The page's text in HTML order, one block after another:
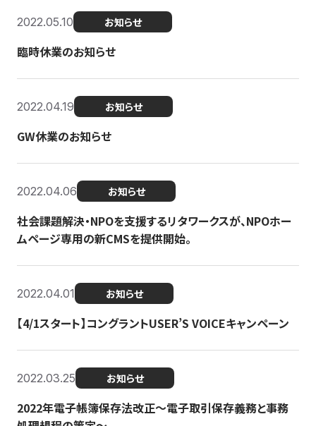
2022.05.10 お知らせ
臨時休業のお知らせ
2022.04.19 お知らせ
GW休業のお知らせ
2022.04.06 お知らせ
社会課題解決・NPOを支援するリタワークスが、NPOホー
ムページ専用の新CMSを提供開始。
2022.04.01 お知らせ
【4/1スタート】コングラントUSER’S VOICEキャンペーン
2022.03.25 お知らせ
2022年電子帳簿保存法改正～電子取引保存義務と事務